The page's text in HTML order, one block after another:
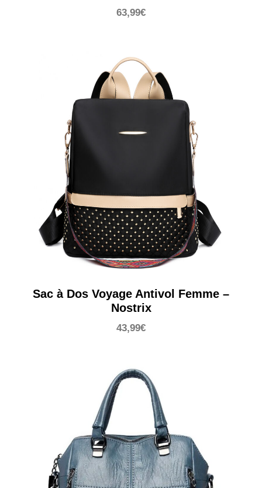
63,99€
Sac à Dos Voyage Antivol Femme –
Nostrix
43,99€